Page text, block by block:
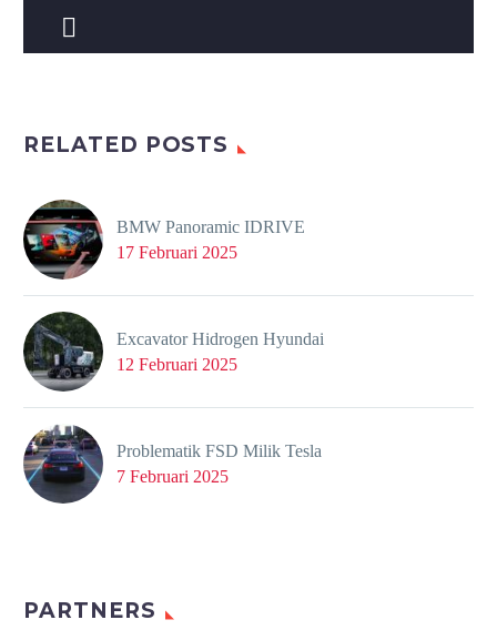


RELATED POSTS
BMW Panoramic IDRIVE
17 Februari 2025
Excavator Hidrogen Hyundai
12 Februari 2025
Problematik FSD Milik Tesla
7 Februari 2025
PARTNERS